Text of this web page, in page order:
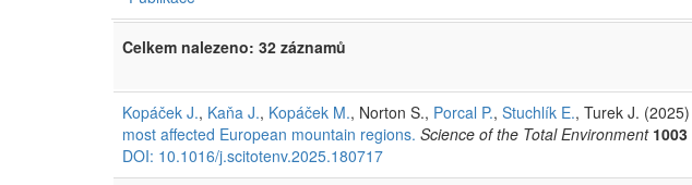
Celkem nalezeno: 32 záznamů
Kopáček J., Kaňa J., Kopáček M., Norton S., Porcal P., Stuchlík E., Turek J. (2025)
most affected European mountain regions. Science of the Total Environment 1003
DOI: 10.1016/j.scitotenv.2025.180717